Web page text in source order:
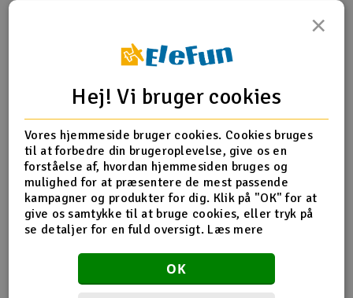
Produktanmeldelser
Desværre ingen feedback på dette produkt endnu.
×
Hej! Vi bruger cookies
Vores hjemmeside bruger cookies. Cookies bruges
til at forbedre din brugeroplevelse, give os en
forståelse af, hvordan hjemmesiden bruges og
mulighed for at præsentere de mest passende
kampagner og produkter for dig. Klik på "OK" for at
give os samtykke til at bruge cookies, eller tryk på
se detaljer for en fuld oversigt. Læs mere
OK